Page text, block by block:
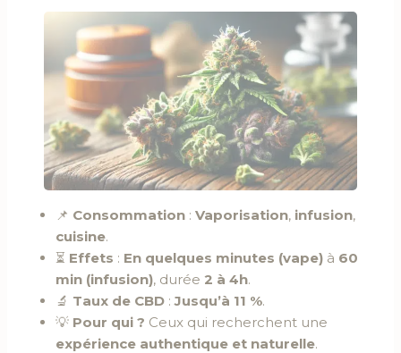
📌 Consommation : Vaporisation, infusion,
cuisine.
⏳ Effets : En quelques minutes (vape) à 60
min (infusion), durée 2 à 4h.
🔬 Taux de CBD :Jusqu’à 11 %.
💡 Pour qui ? Ceux qui recherchent une
expérience authentique et naturelle.